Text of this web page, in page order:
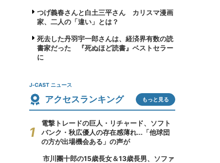
つげ義春さんと白土三平さん カリスマ漫画
家、二人の「違い」とは？
死去した丹羽宇一郎さんは、経済界有数の読
書家だった 『死ぬほど読書』ベストセラー
に
J-CAST ニュース
アクセスランキング もっと見る
電撃トレードの巨人・リチャード、ソフト
バンク・秋広優人の存在感薄れ...「他球団
の方が出場機会ある」の声が
市川團十郎の15歳長女＆13歳長男、ソファ